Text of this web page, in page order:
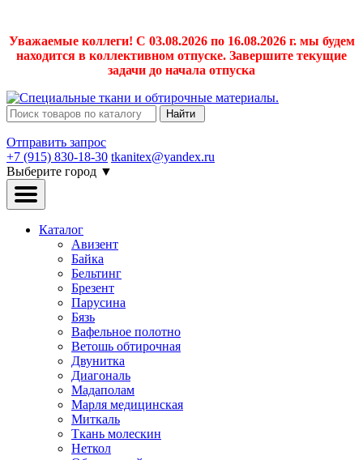
Уважаемые коллеги! С 03.08.2026 по 16.08.2026 г. мы будем
находится в коллективном отпуске. Завершите текущие
задачи до начала отпуска
Найти
Отправить запрос
+7 (915) 830-18-30 tkanitex@yandex.ru
Выберите город ▼
Каталог
Авизент
Байка
Бельтинг
Брезент
Парусина
Бязь
Вафельное полотно
Ветошь обтирочная
Двунитка
Диагональ
Мадаполам
Марля медицинская
Миткаль
Ткань молескин
Неткол